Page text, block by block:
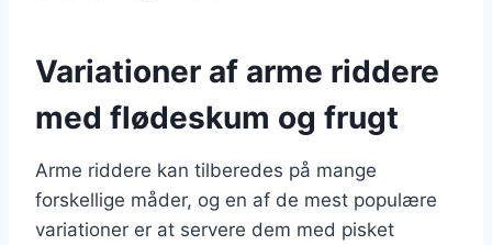
Variationer af arme riddere
med flødeskum og frugt
Arme riddere kan tilberedes på mange
forskellige måder, og en af de mest populære
variationer er at servere dem med pisket